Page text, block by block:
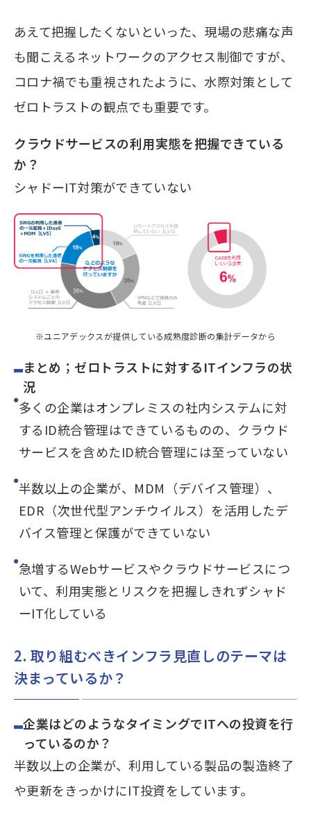
あえて把握したくないといった、現場の悲痛な声
も聞こえるネットワークのアクセス制御ですが、
コロナ禍でも重視されたように、水際対策として
ゼロトラストの観点でも重要です。
クラウドサービスの利用実態を把握できている
か？
シャドーIT対策ができていない
※ユニアデックスが提供している成熟度診断の集計データから
まとめ；ゼロトラストに対するITインフラの状
況
多くの企業はオンプレミスの社内システムに対
するID統合管理はできているものの、クラウド
サービスを含めたID統合管理には至っていない
半数以上の企業が、MDM（デバイス管理）、
EDR（次世代型アンチウイルス）を活用したデ
バイス管理と保護ができていない
急増するWebサービスやクラウドサービスにつ
いて、利用実態とリスクを把握しきれずシャド
ーIT化している
2. 取り組むべきインフラ見直しのテーマは
決まっているか？
企業はどのようなタイミングでITへの投資を行
っているのか？
半数以上の企業が、利用している製品の製造終了
や更新をきっかけにIT投資をしています。